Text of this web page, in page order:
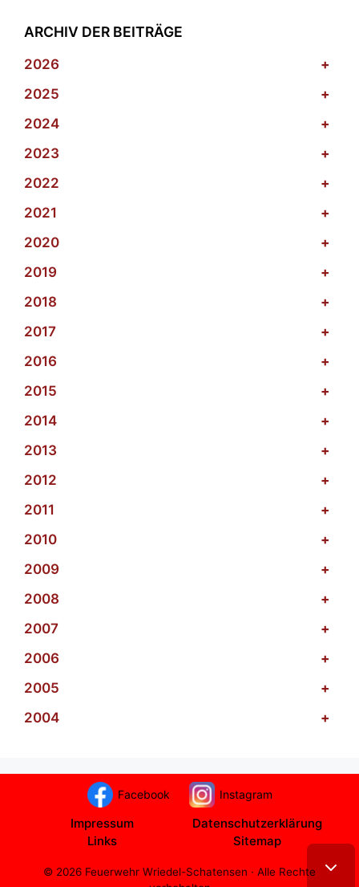
ARCHIV DER BEITRÄGE
2026
+
2025
+
2024
+
2023
+
2022
+
2021
+
2020
+
2019
+
2018
+
2017
+
2016
+
2015
+
2014
+
2013
+
2012
+
2011
+
2010
+
2009
+
2008
+
2007
+
2006
+
2005
+
2004
+
Facebook Instagram
Impressum
Datenschutzerklärung
Links
Sitemap
© 2026 Feuerwehr Wriedel-Schatensen · Alle Rechte